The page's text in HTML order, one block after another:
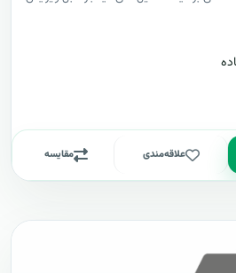
علاقه‌مندی مقایسه